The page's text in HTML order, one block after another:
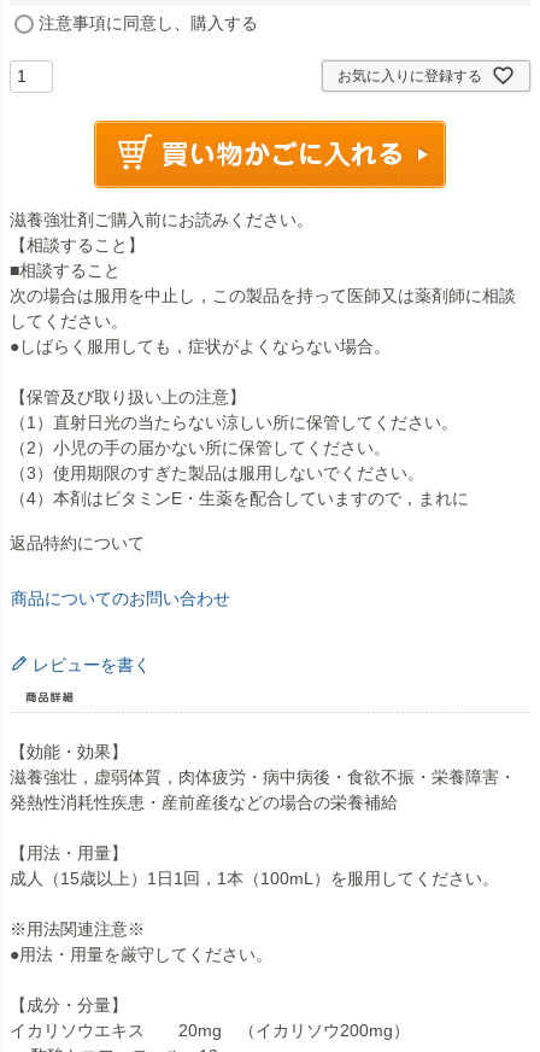
(
注意事項に同意し、購入する
お気に入りに登録する
滋養強壮剤ご購入前にお読みください。
【相談すること】
■相談すること
次の場合は服用を中止し，この製品を持って医師又は薬剤師に相談
してください。
●しばらく服用しても，症状がよくならない場合。
【保管及び取り扱い上の注意】
（1）直射日光の当たらない涼しい所に保管してください。
（2）小児の手の届かない所に保管してください。
（3）使用期限のすぎた製品は服用しないでください。
（4）本剤はビタミンE・生薬を配合していますので，まれに
返品特約について
商品についてのお問い合わせ
レビューを書く
【効能・効果】
滋養強壮，虚弱体質，肉体疲労・病中病後・食欲不振・栄養障害・
発熱性消耗性疾患・産前産後などの場合の栄養補給
【用法・用量】
成人（15歳以上）1日1回，1本（100mL）を服用してください。
※用法関連注意※
●用法・用量を厳守してください。
【成分・分量】
イカリソウエキス 20mg （イカリソウ200mg）